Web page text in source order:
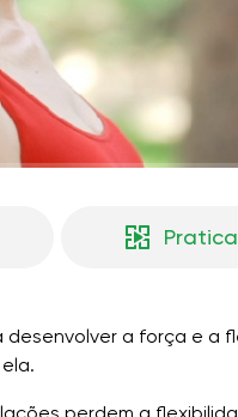
desenvolver a força e a
perdem a